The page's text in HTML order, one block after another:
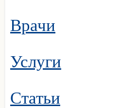
Врачи
Услуги
Статьи